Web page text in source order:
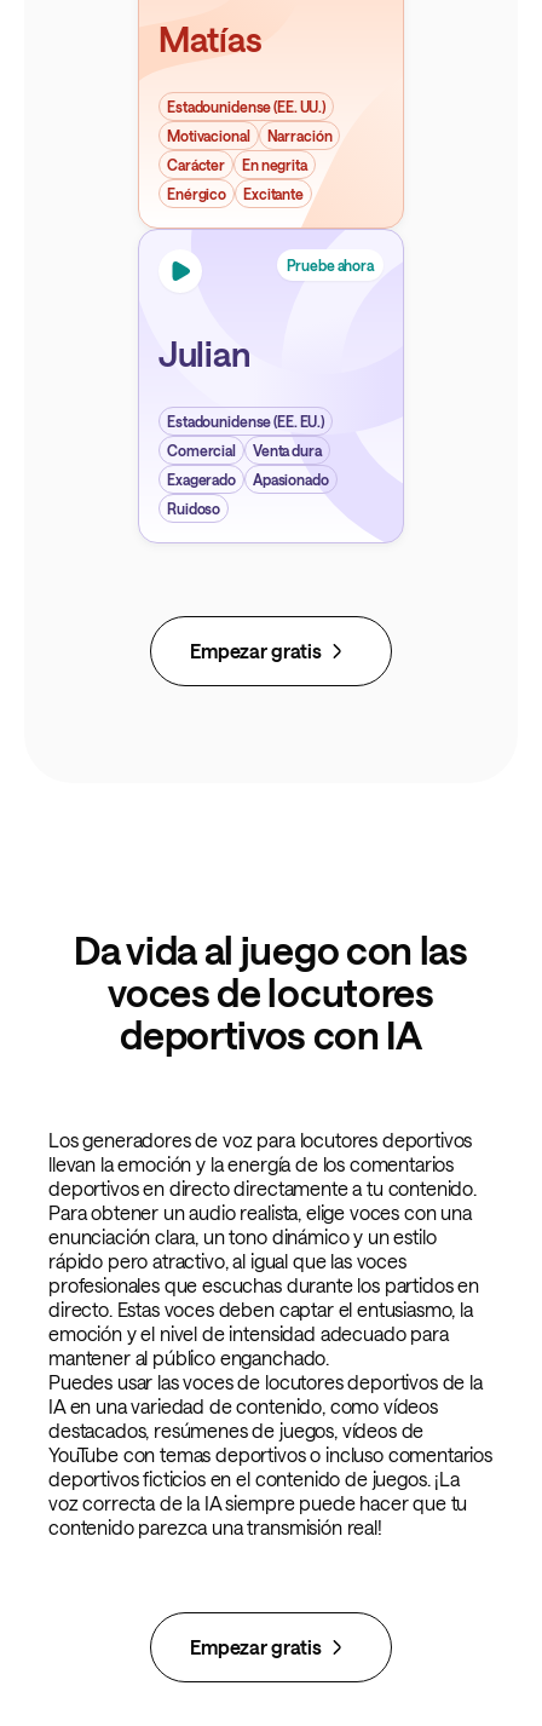
Matías
Estadounidense (EE. UU.)
Motivacional
Narración
Carácter
En negrita
Enérgico
Excitante
Pruebe ahora
Julian
Estadounidense (EE. EU.)
Comercial
Venta dura
Exagerado
Apasionado
Ruidoso
Empezar gratis
Da vida al juego con las
voces de locutores
deportivos con IA
Los generadores de voz para locutores deportivos
llevan la emoción y la energía de los comentarios
deportivos en directo directamente a tu contenido.
Para obtener un audio realista, elige voces con una
enunciación clara, un tono dinámico y un estilo
rápido pero atractivo, al igual que las voces
profesionales que escuchas durante los partidos en
directo. Estas voces deben captar el entusiasmo, la
emoción y el nivel de intensidad adecuado para
mantener al público enganchado.
Puedes usar las voces de locutores deportivos de la
IA en una variedad de contenido, como vídeos
destacados, resúmenes de juegos, vídeos de
YouTube con temas deportivos o incluso comentarios
deportivos ficticios en el contenido de juegos. ¡La
voz correcta de la IA siempre puede hacer que tu
contenido parezca una transmisión real!
Empezar gratis